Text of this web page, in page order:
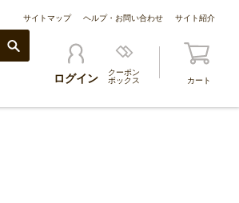
サイトマップ ヘルプ・お問い合わせ サイト紹介
ログイン
クーポン
ボックス
カート